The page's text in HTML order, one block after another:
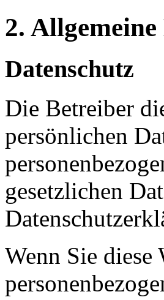
2.
Datenschutz
Die Betreiber
persönlichen
gesetzlichen
Wenn Sie diese